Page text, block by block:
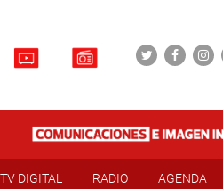
TV DIGITAL RADIO AGENDA